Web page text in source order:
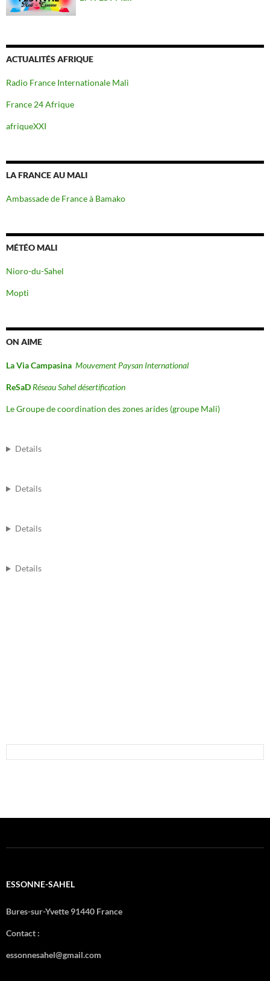
ACTUALITÉS AFRIQUE
Radio France Internationale Mali
France 24 Afrique
afriqueXXI
LA FRANCE AU MALI
Ambassade de France à Bamako
MÉTÉO MALI
Nioro-du-Sahel
Mopti
ON AIME
La Via Campasina Mouvement Paysan International
ReSaD Réseau Sahel désertification
Le Groupe de coordination des zones arides (groupe Mali)
Details
Details
Details
Details
ESSONNE-SAHEL
Bures-sur-Yvette 91440 France
Contact :
essonnesahel@gmail.com